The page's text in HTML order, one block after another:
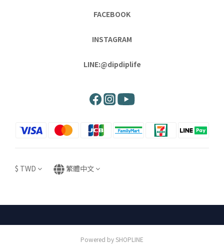
FACEBOOK
INSTAGRAM
LINE:@dipdiplife
$ TWD 繁體中文
Powered by SHOPLINE